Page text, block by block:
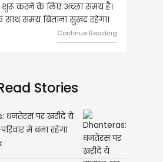
अच्छा समय है।
सुखद रहेगा।
Continue Reading
लिए शुभ रहने वाला है।
मामलों में सफलता मिलेगी।
मेलजोल बढ़ेगा। आर्थिक
समझकर...
Stories
धनतेरस पर खरीदें ये
में बना रहेगा